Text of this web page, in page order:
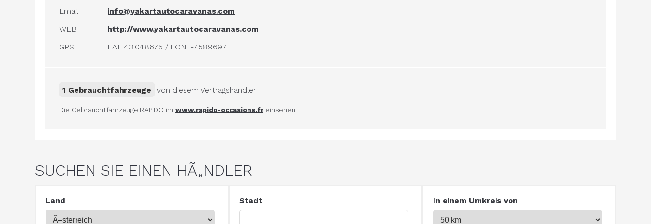
Email
info@yakartautocaravanas.com
WEB
http://www.yakartautocaravanas.com
GPS
LAT. 43.048675 / LON. -7.589697
1 Gebrauchtfahrzeuge von diesem Vertragshändler
Die Gebrauchtfahrzeuge RAPIDO im www.rapido-occasions.fr einsehen
SUCHEN SIE EINEN HÃ„NDLER
Land Stadt In einem Umkreis von